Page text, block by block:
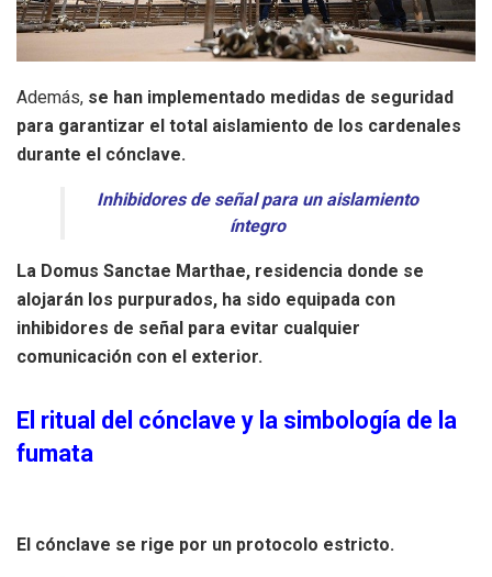
Además, se han implementado medidas de seguridad
para garantizar el total aislamiento de los cardenales
durante el cónclave.
Inhibidores de señal para un aislamiento
íntegro
La Domus Sanctae Marthae, residencia donde se
alojarán los purpurados, ha sido equipada con
inhibidores de señal para evitar cualquier
comunicación con el exterior.
El ritual del cónclave y la simbología de la
fumata
El cónclave se rige por un protocolo estricto.